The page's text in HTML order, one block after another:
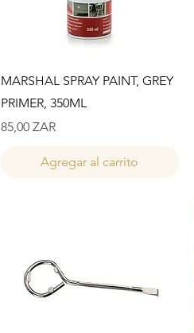
Vista rápida
MARSHAL SPRAY PAINT, GREY
PRIMER, 350ML
Precio
85,00 ZAR
Agregar al carrito